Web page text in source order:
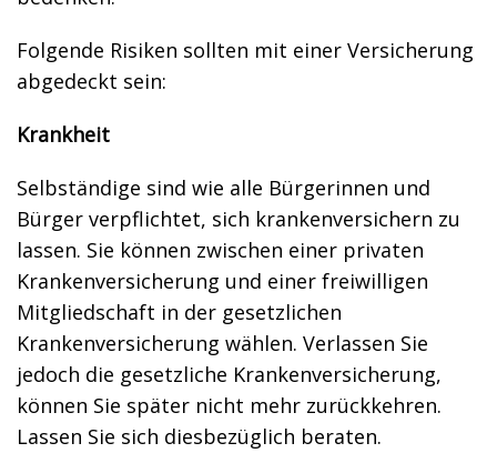
Folgende Risiken sollten mit einer Versicherung
abgedeckt sein:
Krankheit
Selbständige sind wie alle Bürgerinnen und
Bürger verpflichtet, sich krankenversichern zu
lassen. Sie können zwischen einer privaten
Krankenversicherung und einer freiwilligen
Mitgliedschaft in der gesetzlichen
Krankenversicherung wählen. Verlassen Sie
jedoch die gesetzliche Krankenversicherung,
können Sie später nicht mehr zurückkehren.
Lassen Sie sich diesbezüglich beraten.